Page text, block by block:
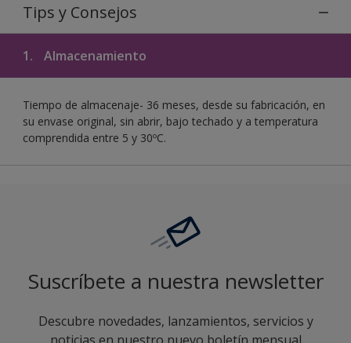
Tips y Consejos
1. Almacenamiento
Tiempo de almacenaje- 36 meses, desde su fabricación, en
su envase original, sin abrir, bajo techado y a temperatura
comprendida entre 5 y 30ºC.
Suscríbete a nuestra newsletter
Descubre novedades, lanzamientos, servicios y